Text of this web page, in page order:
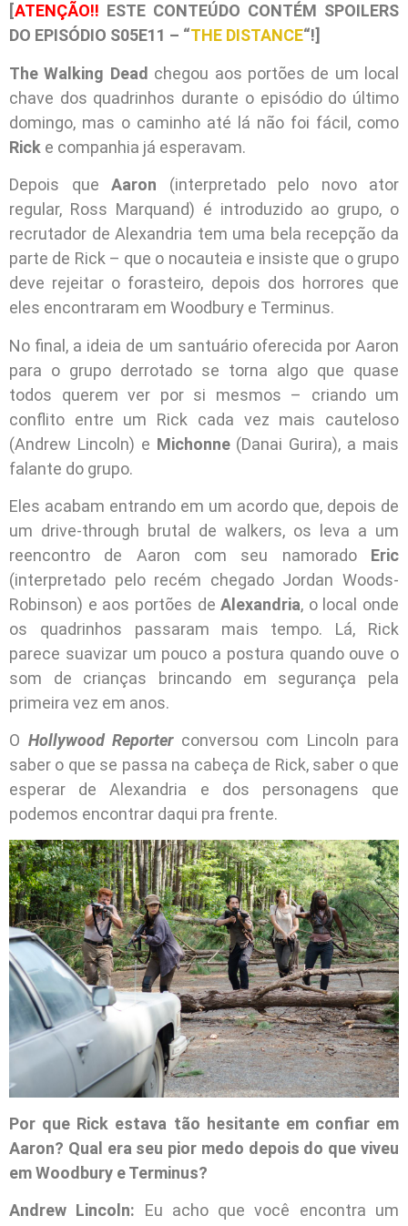
[ATENÇÃO!! ESTE CONTEÚDO CONTÉM SPOILERS
DO EPISÓDIO S05E11 – “THE DISTANCE“!]
The Walking Dead chegou aos portões de um local
chave dos quadrinhos durante o episódio do último
domingo, mas o caminho até lá não foi fácil, como
Rick e companhia já esperavam.
Depois que Aaron (interpretado pelo novo ator
regular, Ross Marquand) é introduzido ao grupo, o
recrutador de Alexandria tem uma bela recepção da
parte de Rick – que o nocauteia e insiste que o grupo
deve rejeitar o forasteiro, depois dos horrores que
eles encontraram em Woodbury e Terminus.
No final, a ideia de um santuário oferecida por Aaron
para o grupo derrotado se torna algo que quase
todos querem ver por si mesmos – criando um
conflito entre um Rick cada vez mais cauteloso
(Andrew Lincoln) e Michonne(Danai Gurira), a mais
falante do grupo.
Eles acabam entrando em um acordo que, depois de
um drive-through brutal de walkers, os leva a um
reencontro de Aaron com seu namorado Eric
(interpretado pelo recém chegado Jordan Woods-
Robinson) e aos portões deAlexandria, o local onde
os quadrinhos passaram mais tempo. Lá, Rick
parece suavizar um pouco a postura quando ouve o
som de crianças brincando em segurança pela
primeira vez em anos.
O Hollywood Reporterconversou com Lincoln para
saber o que se passa na cabeça de Rick, saber o que
esperar de Alexandria e dos personagens que
podemos encontrar daqui pra frente.
Por que Rick estava tão hesitante em confiar em
Aaron? Qual era seu pior medo depois do que viveu
em Woodbury e Terminus?
Andrew Lincoln: Eu acho que você encontra um